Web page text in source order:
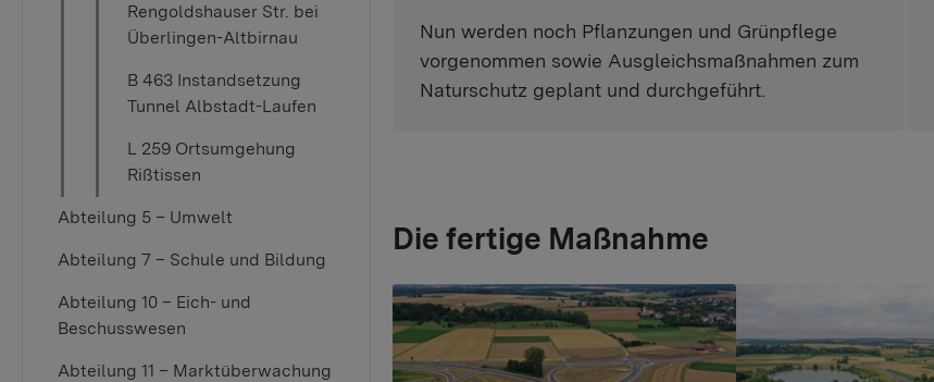
Rengoldshauser Str. bei
Überlingen-Altbirnau
B 463 Instandsetzung
Tunnel Albstadt-Laufen
L 259 Ortsumgehung
Rißtissen
Abteilung 5 – Umwelt
Abteilung 7 – Schule und Bildung
Abteilung 10 – Eich- und
Beschusswesen
Abteilung 11 – Marktüberwachung
Nun werden noch Pflanzungen und Grünpflege
vorgenommen sowie Ausgleichsmaßnahmen zum
Naturschutz geplant und durchgeführt.
Die fertige Maßnahme
Show larger version for: Show larger version for: